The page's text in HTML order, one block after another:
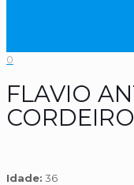
0
FLAVIO
CORDEIRO
Idade: 36